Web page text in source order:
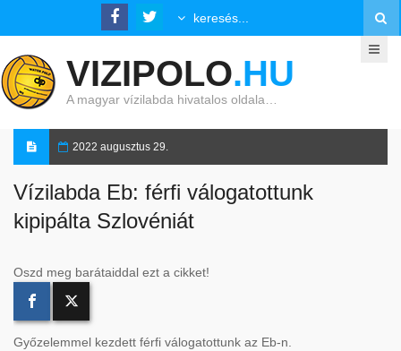
VIZIPOLO.HU
A magyar vízilabda hivatalos oldala…
2022 augusztus 29.
Vízilabda Eb: férfi válogatottunk
kipipálta Szlovéniát
Oszd meg barátaiddal ezt a cikket!
Győzelemmel kezdett férfi válogatottunk az Eb-n.